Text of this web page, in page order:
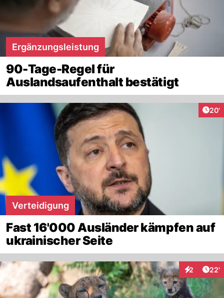
Ergänzungsleistung
90-Tage-Regel für
Auslandsaufenthalt bestätigt
20'
Verteidigung
Fast 16'000 Ausländer kämpfen auf
ukrainischer Seite
2 22'